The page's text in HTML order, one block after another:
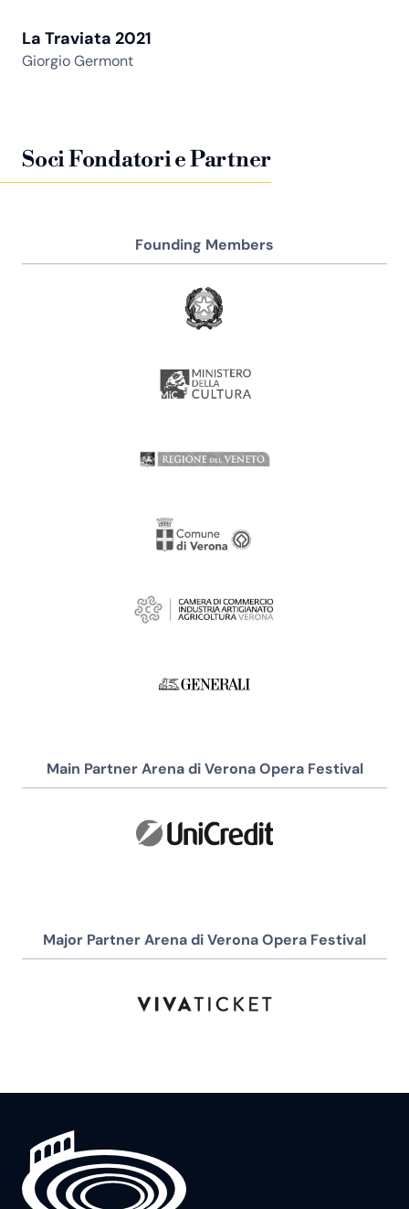
La Traviata 2021
Giorgio Germont
Soci Fondatori e Partner
Founding Members
Main Partner Arena di Verona Opera Festival
Major Partner Arena di Verona Opera Festival